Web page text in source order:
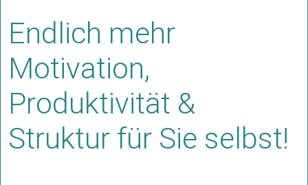
Endlich mehr
Motivation,
Produktivität &
Struktur für Sie selbst!